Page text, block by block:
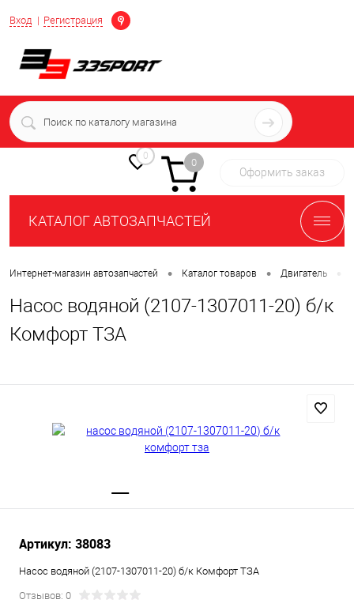
Вход Регистрация
Определение
+7 (939) 716-10-06
пн-пт 7:00-16:00 МСК
0
0
Оформить заказ
КАТАЛОГ АВТОЗАПЧАСТЕЙ
Интернет-магазин автозапчастей • Каталог товаров • Двигатель
Насос водяной (2107-1307011-20) б/к
Комфорт ТЗА
Артикул: 38083
Насос водяной (2107-1307011-20) б/к Комфорт ТЗА
Отзывов: 0